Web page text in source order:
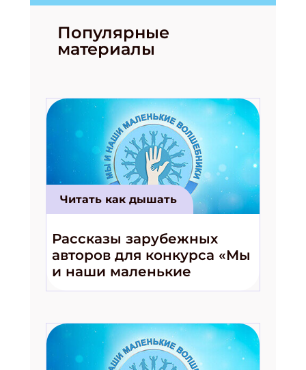
Популярные
материалы
Читать как дышать
Рассказы зарубежных
авторов для конкурса «Мы
и наши маленькие
волшебники!»
Подпишись на рассылку